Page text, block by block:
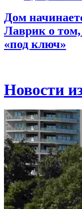
Дом
Лаврик о
«под ключ»
Новости